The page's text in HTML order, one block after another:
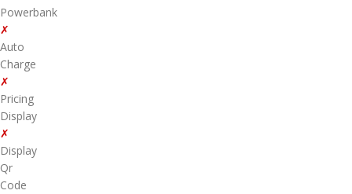
Powerbank
✗
Auto
Charge
✗
Pricing
Display
✗
Display
Qr
Code